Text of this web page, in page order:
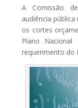
A Comissão
audiência
os cortes
Plano
requerimento do